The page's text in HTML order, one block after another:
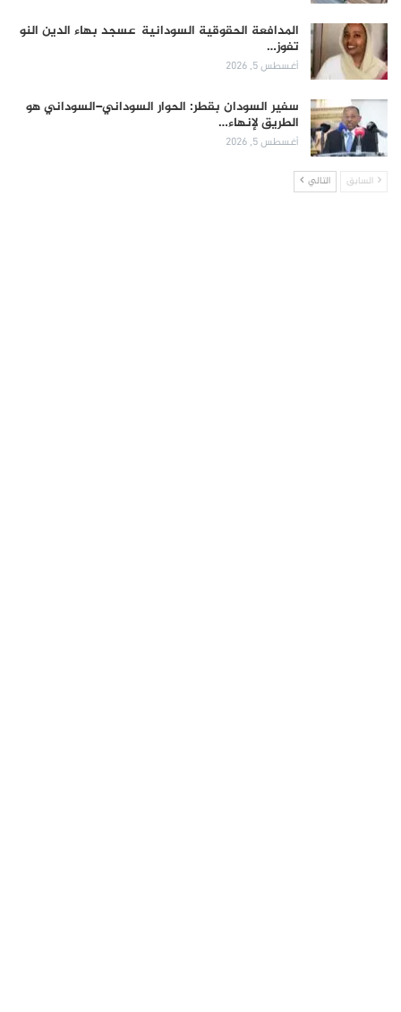
المدافعة الحقوقية السودانية عسجد بهاء الدين النو
تفوز…
أغسطس 5, 2026
سفير السودان بقطر: الحوار السوداني–السوداني هو
الطريق لإنهاء…
أغسطس 5, 2026
السابق التالي